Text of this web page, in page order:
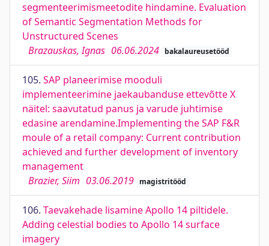
segmenteerimismeetodite hindamine. Evaluation
of Semantic Segmentation Methods for
Unstructured Scenes
Brazauskas, Ignas 06.06.2024 bakalaureusetööd
105. SAP planeerimise mooduli
implementeerimine jaekaubanduse ettevõtte X
näitel: saavutatud panus ja varude juhtimise
edasine arendamine.Implementing the SAP F&R
moule of a retail company: Current contribution
achieved and further development of inventory
management
Brazier, Siim 03.06.2019 magistritööd
106. Taevakehade lisamine Apollo 14 piltidele.
Adding celestial bodies to Apollo 14 surface
imagery